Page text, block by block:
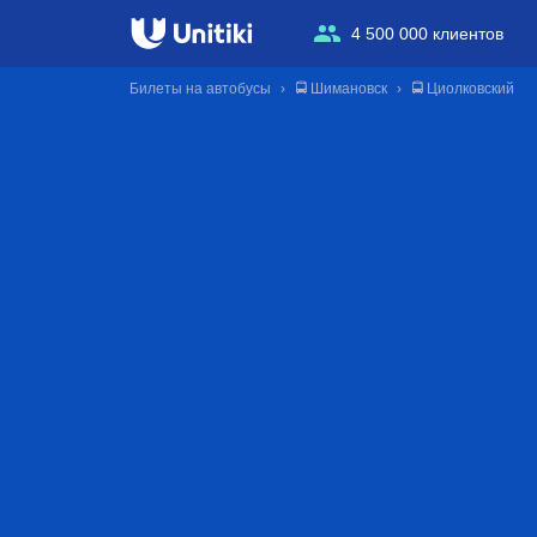
4 500 000 клиентов
Билеты на автобусы 🚍 Шимановск 🚍 Циолковский